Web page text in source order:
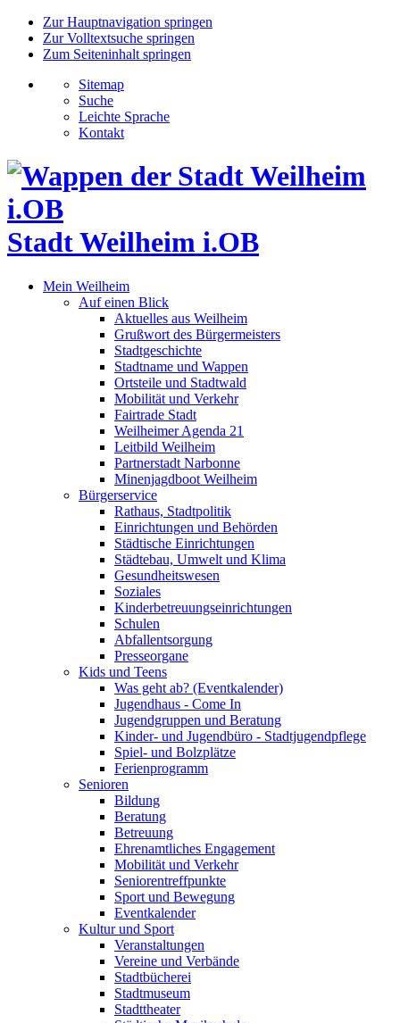
Zur Hauptnavigation springen
Zur Volltextsuche springen
Zum Seiteninhalt springen
Sitemap
Suche
Leichte Sprache
Kontakt
Stadt Weilheim i.OB
Mein Weilheim
Auf einen Blick
Aktuelles aus Weilheim
Grußwort des Bürgermeisters
Stadtgeschichte
Stadtname und Wappen
Ortsteile und Stadtwald
Mobilität und Verkehr
Fairtrade Stadt
Weilheimer Agenda 21
Leitbild Weilheim
Partnerstadt Narbonne
Minenjagdboot Weilheim
Bürgerservice
Rathaus, Stadtpolitik
Einrichtungen und Behörden
Städtische Einrichtungen
Städtebau, Umwelt und Klima
Gesundheitswesen
Soziales
Kinderbetreuungseinrichtungen
Schulen
Abfallentsorgung
Presseorgane
Kids und Teens
Was geht ab? (Eventkalender)
Jugendhaus - Come In
Jugendgruppen und Beratung
Kinder- und Jugendbüro - Stadtjugendpflege
Spiel- und Bolzplätze
Ferienprogramm
Senioren
Bildung
Beratung
Betreuung
Ehrenamtliches Engagement
Mobilität und Verkehr
Seniorentreffpunkte
Sport und Bewegung
Eventkalender
Kultur und Sport
Veranstaltungen
Vereine und Verbände
Stadtbücherei
Stadtmuseum
Stadttheater